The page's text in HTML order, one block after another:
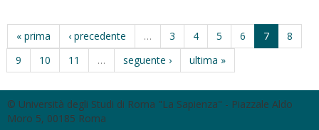
« prima ‹ precedente … 3 4 5 6 7
8
9
10 11 … seguente › ultima »
© Università degli Studi di Roma "La Sapienza" - Piazzale Aldo
Moro 5, 00185 Roma